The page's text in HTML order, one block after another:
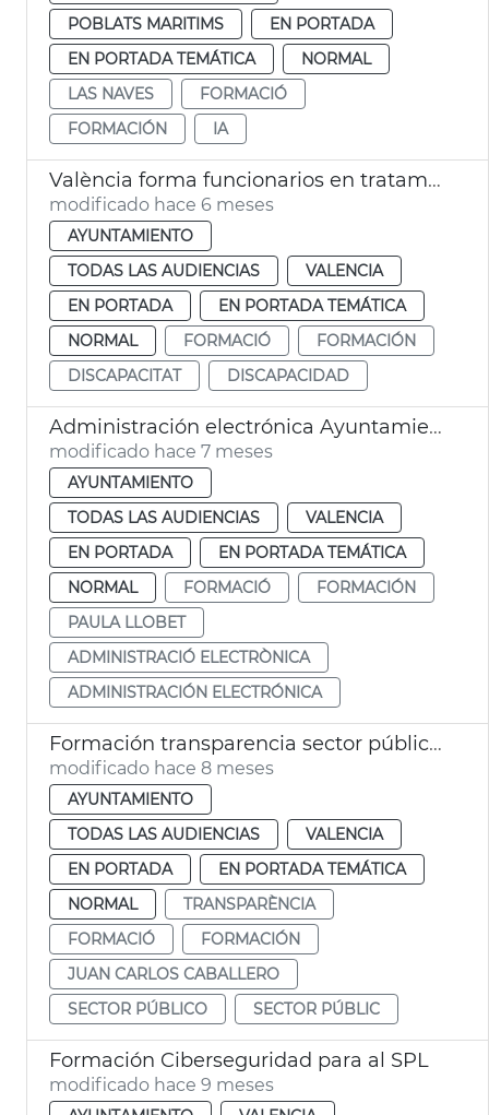
POBLATS MARITIMS
EN PORTADA
EN PORTADA TEMÁTICA
NORMAL
LAS NAVES
FORMACIÓ
FORMACIÓN
IA
València forma funcionarios en tratamiento a personas con discapacidad
modificado hace 6 meses
AYUNTAMIENTO
TODAS LAS AUDIENCIAS
VALENCIA
EN PORTADA
EN PORTADA TEMÁTICA
NORMAL
FORMACIÓ
FORMACIÓN
DISCAPACITAT
DISCAPACIDAD
Administración electrónica Ayuntamiento de València
modificado hace 7 meses
AYUNTAMIENTO
TODAS LAS AUDIENCIAS
VALENCIA
EN PORTADA
EN PORTADA TEMÁTICA
NORMAL
FORMACIÓ
FORMACIÓN
PAULA LLOBET
ADMINISTRACIÓ ELECTRÒNICA
ADMINISTRACIÓN ELECTRÓNICA
Formación transparencia sector público València
modificado hace 8 meses
AYUNTAMIENTO
TODAS LAS AUDIENCIAS
VALENCIA
EN PORTADA
EN PORTADA TEMÁTICA
NORMAL
TRANSPARÈNCIA
FORMACIÓ
FORMACIÓN
JUAN CARLOS CABALLERO
SECTOR PÚBLICO
SECTOR PÚBLIC
Formación Ciberseguridad para al SPL
modificado hace 9 meses